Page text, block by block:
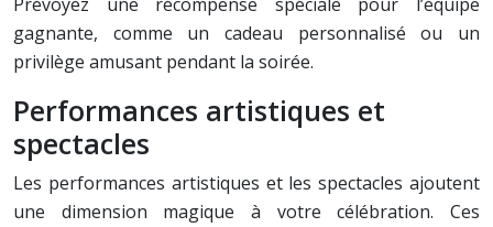
gagnante, comme un cadeau personnalisé ou un
privilège amusant pendant la soirée.
Performances artistiques et
spectacles
Les performances artistiques et les spectacles ajoutent
une dimension magique à votre célébration. Ces